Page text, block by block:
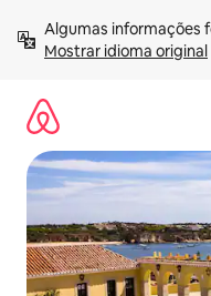
para
Mostrar idioma original